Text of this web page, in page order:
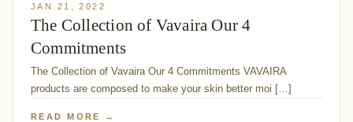
JAN 21, 2022
The Collection of Vavaira Our 4
Commitments
The Collection of Vavaira Our 4 Commitments VAVAIRA
products are composed to make your skin better moi […]
READ MORE →